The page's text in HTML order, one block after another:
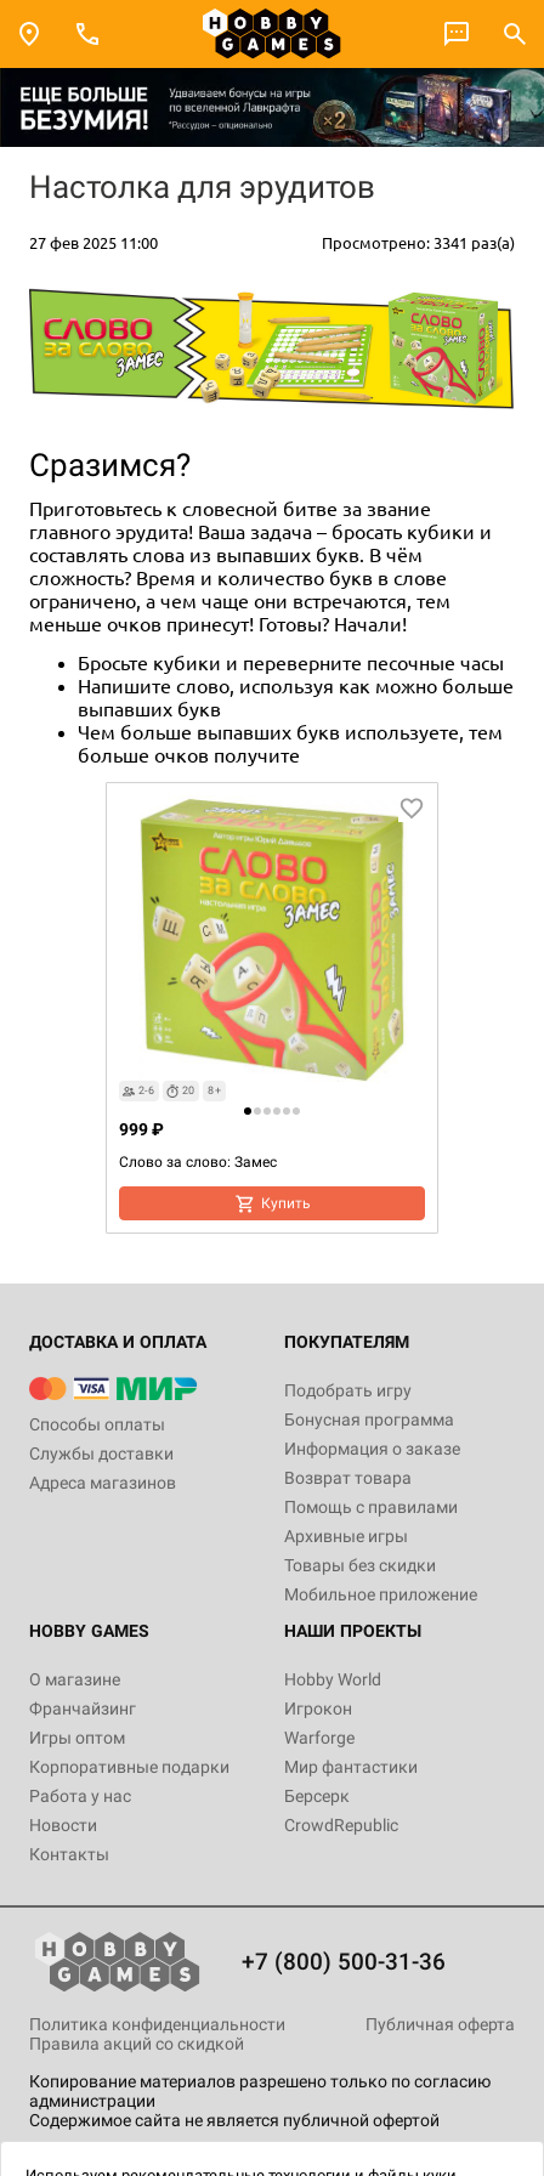
Настолка для эрудитов
27 фев 2025 11:00 Просмотрено: 3341 раз(а)
Сразимся?
Приготовьтесь к словесной битве за звание
главного эрудита! Ваша задача – бросать кубики и
составлять слова из выпавших букв. В чём
сложность? Время и количество букв в слове
ограничено, а чем чаще они встречаются, тем
меньше очков принесут! Готовы? Начали!
Бросьте кубики и переверните песочные часы
Напишите слово, используя как можно больше
выпавших букв
Чем больше выпавших букв используете, тем
больше очков получите
2-6 20 8+
Слово за слово: Замес
999 ₽
Купить
ДОСТАВКА И ОПЛАТА
Способы оплаты
Службы доставки
Адреса магазинов
ПОКУПАТЕЛЯМ
Подобрать игру
Бонусная программа
Информация о заказе
Возврат товара
Помощь с правилами
Архивные игры
Товары без скидки
Мобильное приложение
HOBBY GAMES
О магазине
Франчайзинг
Игры оптом
Корпоративные подарки
Работа у нас
Новости
Контакты
НАШИ ПРОЕКТЫ
Hobby World
Игрокон
Warforge
Мир фантастики
Берсерк
CrowdRepublic
+7 (800) 500-31-36
Копирование материалов разрешено только по согласию
администрации
Содержимое сайта не является публичной офертой
Политика конфиденциальности
Публичная оферта
Правила акций со скидкой
технологии.